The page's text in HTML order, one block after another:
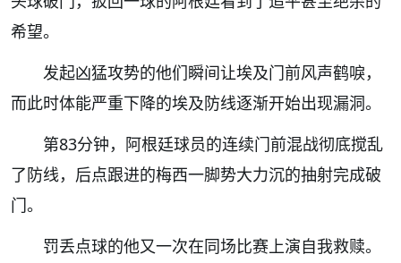
希望。
发起凶猛攻势的他们瞬间让埃及门前风声鹤唳，
而此时体能严重下降的埃及防线逐渐开始出现漏洞。
第83分钟，阿根廷球员的连续门前混战彻底搅乱
了防线，后点跟进的梅西一脚势大力沉的抽射完成破
门。
罚丢点球的他又一次在同场比赛上演自我救赎。